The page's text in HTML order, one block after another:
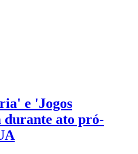
e 'Jogos
durante ato pró-